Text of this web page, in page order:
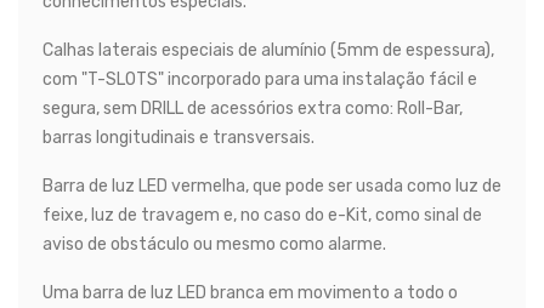
Calhas laterais especiais de alumínio (5mm de espessura),
com "T-SLOTS" incorporado para uma instalação fácil e
segura, sem DRILL de acessórios extra como: Roll-Bar,
barras longitudinais e transversais.
Barra de luz LED vermelha, que pode ser usada como luz de
feixe, luz de travagem e, no caso do e-Kit, como sinal de
aviso de obstáculo ou mesmo como alarme.
Uma barra de luz LED branca em movimento a todo o